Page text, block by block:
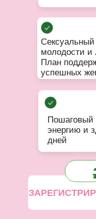
молодости и
План
успешных
Пошаговый
энергию и
дней